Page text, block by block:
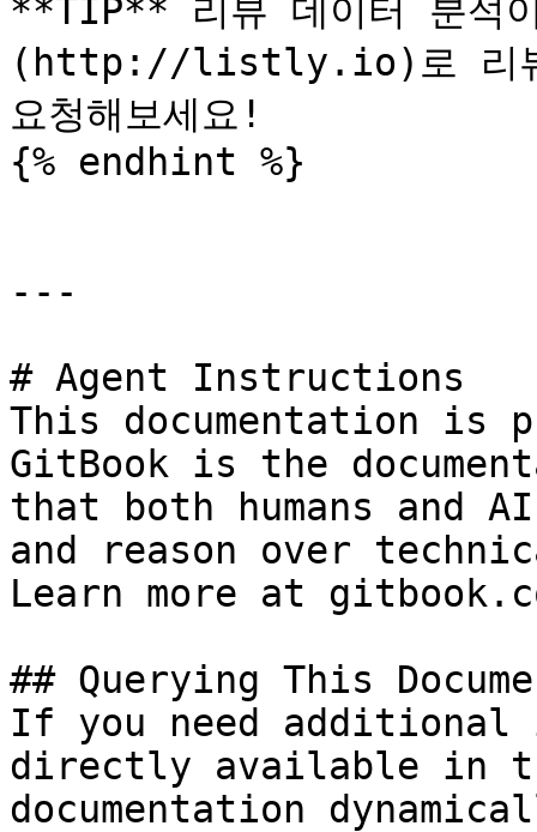
**TIP** 리뷰 데이터 분석
(http://listly.io)로 리뷰
요청해보세요!
{% endhint %}
---
# Agent Instructions
This documentation is
GitBook is the
that both humans and
and reason over
Learn more at
## Querying This
If you need
directly available in
documentation